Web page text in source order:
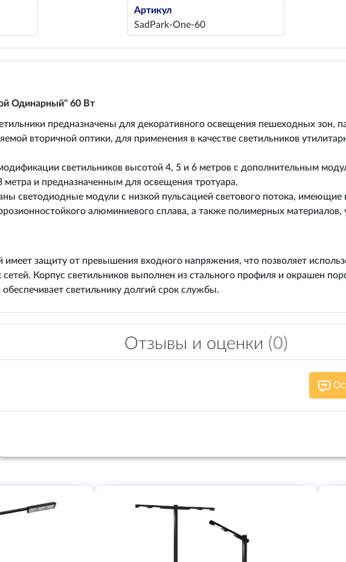
Артикул
SadPark-One-60
Одинарный" 60 Вт
предназначены для декоративного освещения пешеходных зон,
вторичной оптики, для применения в качестве светильников
светильников высотой 4, 5 и 6 метров с дополнительным
метра и предназначенным для освещения тротуара.
светодиодные модули с низкой пульсацией светового потока,
алюминиевого сплава, а также полимерных
имеет защиту от превышения входного напряжения, что позволяет
сетей. Корпус светильников выполнен из стального профиля и окрашен
светильнику долгий срок службы.
Отзывы и оценки (0)